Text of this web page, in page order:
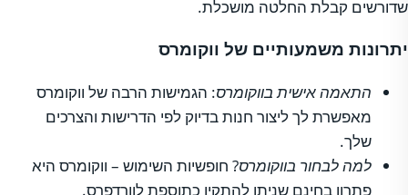
שדורשים קבלת החלטה מושכלת.
יתרונות משמעותיים של ווקומרס
התאמה אישית בווקומרס: הגמישות הרבה של ווקומרס
מאפשרת לך ליצור חנות בדיוק לפי הדרישות והצרכים
שלך.
למה לבחור בווקומרס? חופשיות השימוש – ווקומרס היא
פתרון בחינם שניתן להתקין כתוספת לוורדפרס.